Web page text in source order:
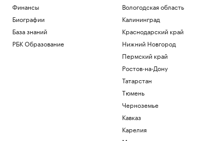
Финансы
Биографии
База знаний
РБК Образование
Вологодская область
Калининград
Краснодарский край
Нижний Новгород
Пермский край
Ростов-на-Дону
Татарстан
Тюмень
Черноземье
Кавказ
Карелия